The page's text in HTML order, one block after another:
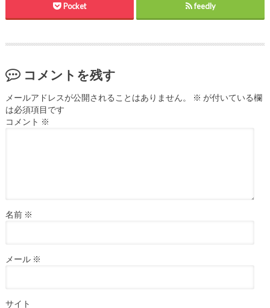
Pocket feedly
コメントを残す
メールアドレスが公開されることはありません。 ※ が付いている欄
は必須項目です
コメント ※
名前 ※
メール ※
サイト